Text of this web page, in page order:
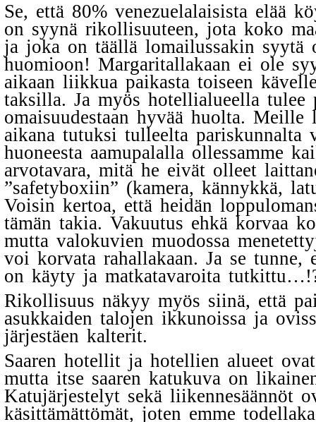
Se, että 80% venezuelalaisista elää
on syynä rikollisuuteen, jota koko
ja joka on täällä lomailussakin syytä
huomioon! Margaritallakaan ei ole
aikaan liikkua paikasta toiseen
taksilla. Ja myös hotellialueella tulee
omaisuudestaan hyvää huolta. Meille
aikana tutuksi tulleelta pariskunnalta
huoneesta aamupalalla ollessamme
arvotavara, mitä he eivät olleet
”safetyboxiin” (kamera, kännykkä,
Voisin kertoa, että heidän
tämän takia. Vakuutus ehkä korvaa
mutta valokuvien muodossa
voi korvata rahallakaan. Ja se tunne,
on käyty ja matkatavaroita
Rikollisuus näkyy myös siinä, että
asukkaiden talojen ikkunoissa ja
järjestäen kalterit.
Saaren hotellit ja hotellien alueet
mutta itse saaren katukuva on
Katujärjestelyt sekä liikennesäännöt
käsittämättömät, joten emme